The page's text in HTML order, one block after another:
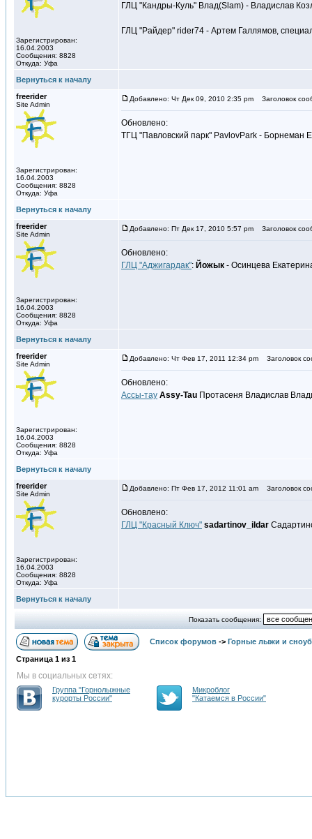
Зарегистрирован:
16.04.2003
Сообщения: 8828
Откуда: Уфа
ГЛЦ "Кандры-Куль" Влад(Slam) - Владислав
ГЛЦ "Райдер" rider74 - Артем Галлямов,
Вернуться к началу
freerider
Site Admin
Зарегистрирован:
16.04.2003
Сообщения: 8828
Откуда: Уфа
Добавлено: Чт Дек 09, 2010 2:35 pm Заголовок
Обновлено:
ТГЦ "Павловский парк" PavlovPark - Борнеман
Вернуться к началу
freerider
Site Admin
Зарегистрирован:
16.04.2003
Сообщения: 8828
Откуда: Уфа
Добавлено: Пт Дек 17, 2010 5:57 pm Заголовок
Обновлено:
ГЛЦ "Аджигардак": Йожык - Осинцева
Вернуться к началу
freerider
Site Admin
Зарегистрирован:
16.04.2003
Сообщения: 8828
Откуда: Уфа
Добавлено: Чт Фев 17, 2011 12:34 pm Заголовок
Обновлено:
Ассы-тау Assy-Tau Протасеня Владислав
Вернуться к началу
freerider
Site Admin
Зарегистрирован:
16.04.2003
Сообщения: 8828
Откуда: Уфа
Добавлено: Пт Фев 17, 2012 11:01 am Заголовок
Обновлено:
ГЛЦ "Красный Ключ" sadartinov_ildar
Вернуться к началу
Показать сообщения:
Список форумов -> Горные лыжи и
Страница 1 из 1
Мы в социальных сетях:
Группа "Горнолыжные
курорты России"
Микроблог
"Катаемся в России"